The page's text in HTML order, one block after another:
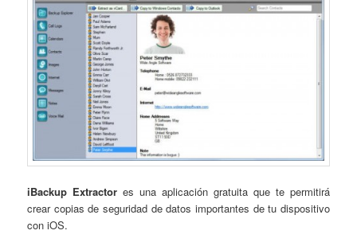
iBackup Extractor es una aplicación gratuita que te permitirá
crear copias de seguridad de datos importantes de tu dispositivo
con iOS.